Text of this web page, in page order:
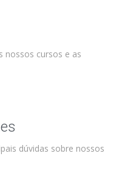
nossos cursos e as
dúvidas sobre nossos